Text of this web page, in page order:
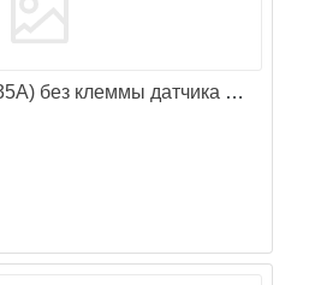
Генератор W (28V 35A) без клеммы датчика тахометра